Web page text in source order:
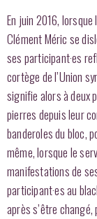
En juin 2016,
Clément Méric se
ses participant·es
cortège de l’Union
signifie alors à deux
pierres depuis leur
banderoles du bloc,
même, lorsque le
manifestations de
participant·es au
après s’être